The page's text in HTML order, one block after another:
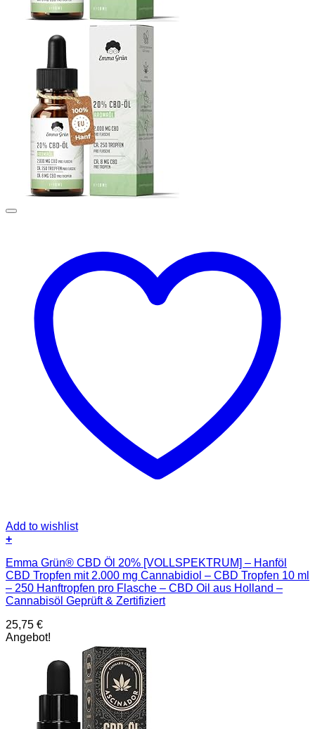
Add to wishlist
+
Emma Grün® CBD Öl 20% [VOLLSPEKTRUM] – Hanföl
CBD Tropfen mit 2.000 mg Cannabidiol – CBD Tropfen 10 ml
– 250 Hanftropfen pro Flasche – CBD Oil aus Holland –
Cannabisöl Geprüft & Zertifiziert
25,75 €
Angebot!